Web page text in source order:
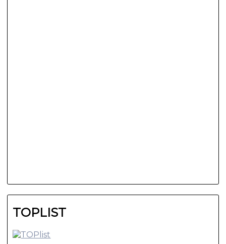
TOPLIST